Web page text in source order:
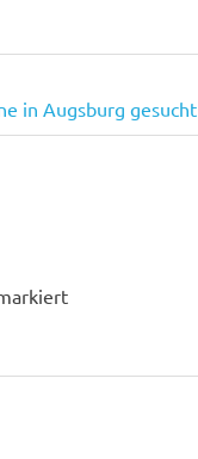
in Augsburg gesucht